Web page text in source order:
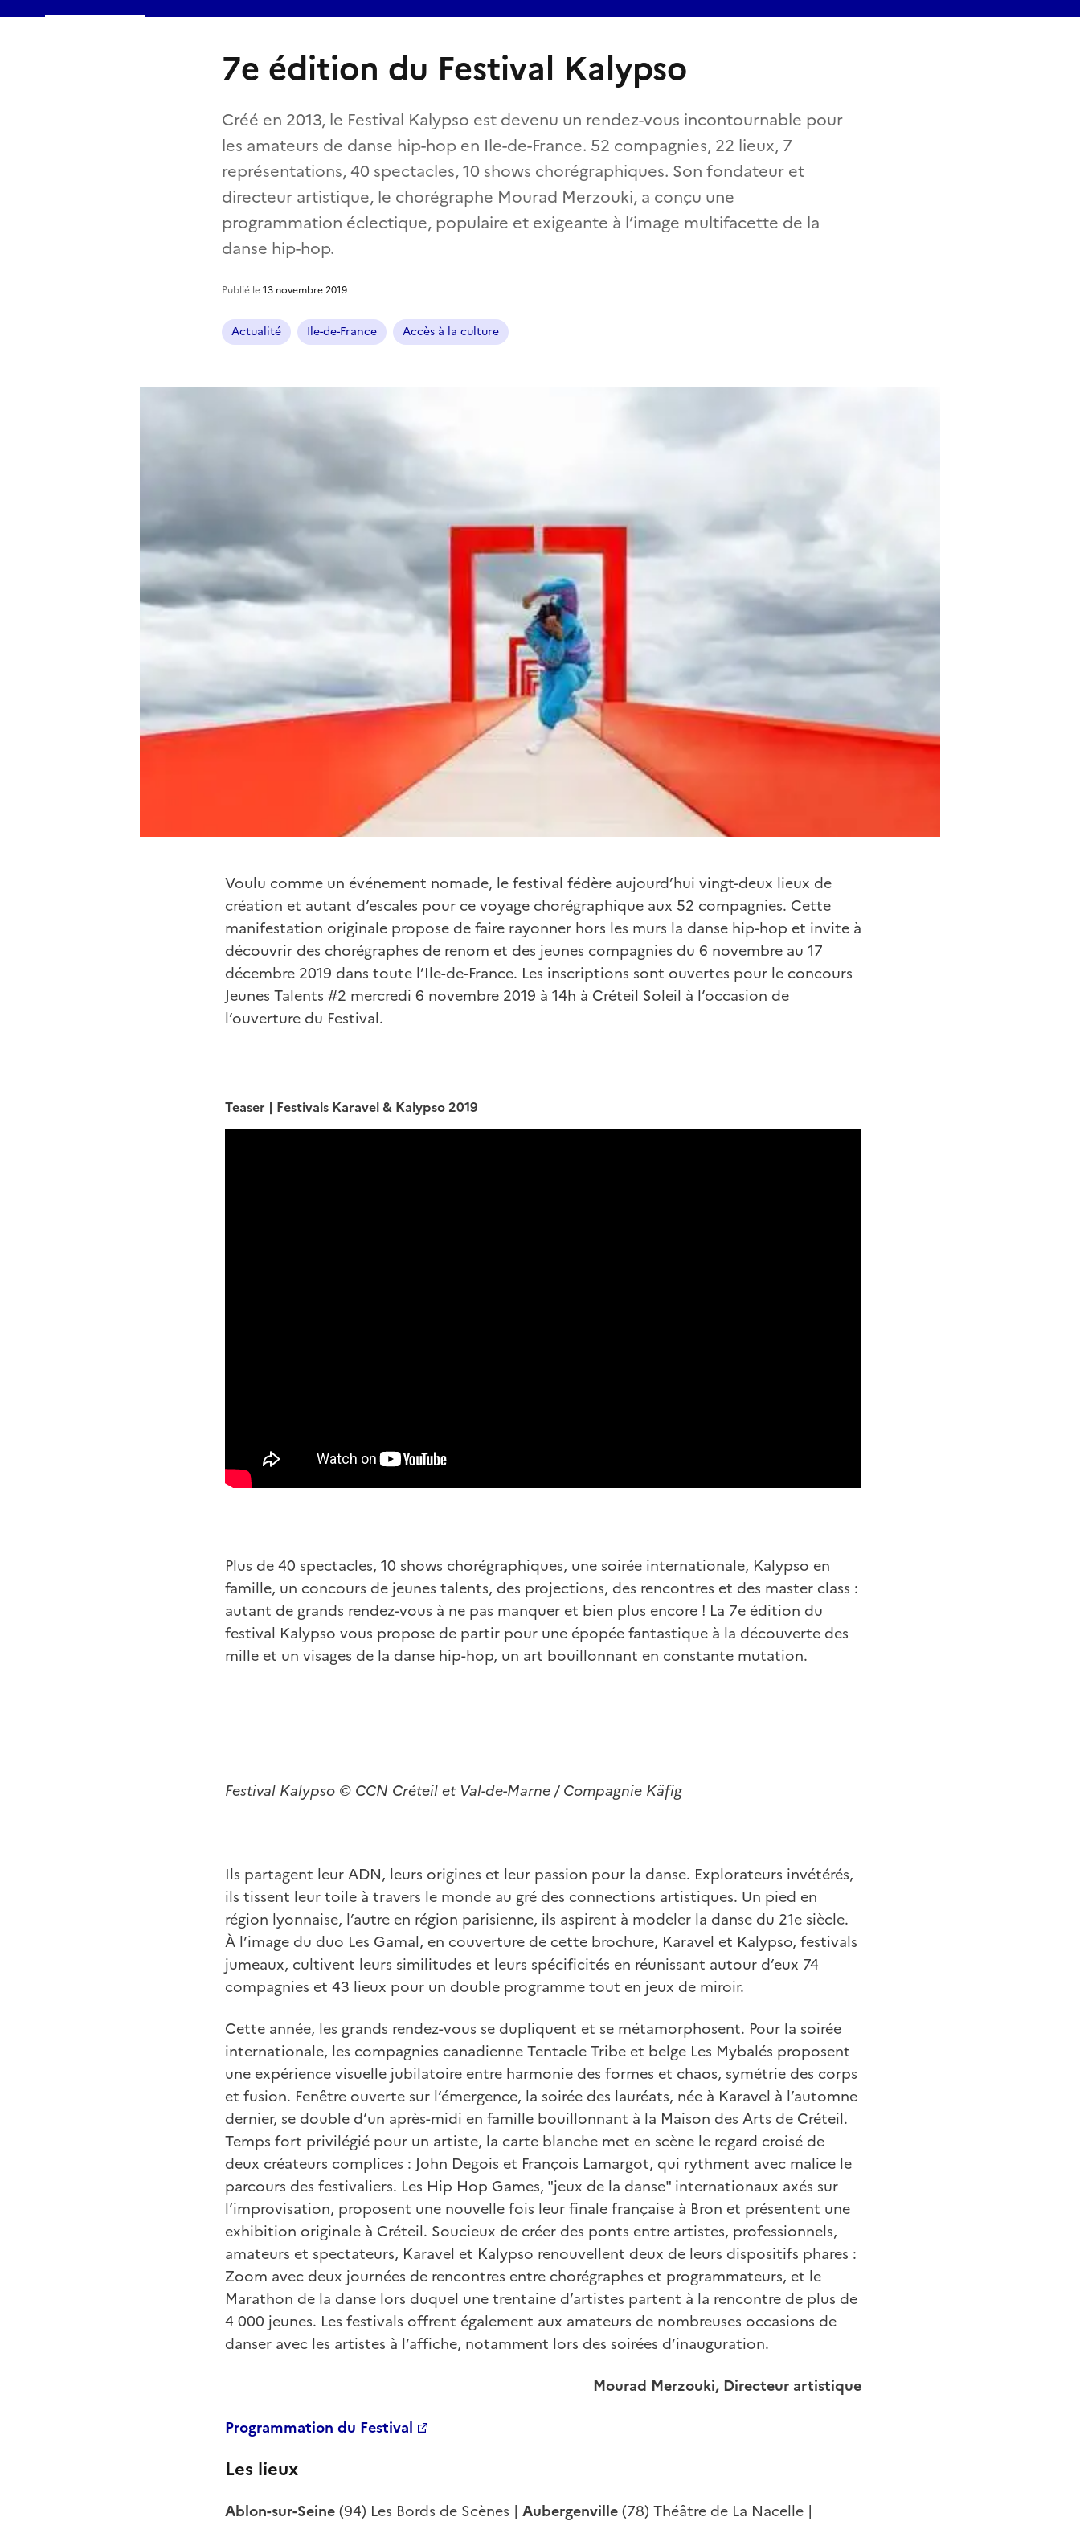
7e édition du Festival Kalypso
Créé en 2013, le Festival Kalypso est devenu un rendez-vous incontournable pour
les amateurs de danse hip-hop en Ile-de-France. 52 compagnies, 22 lieux, 7
représentations, 40 spectacles, 10 shows chorégraphiques. Son fondateur et
directeur artistique, le chorégraphe Mourad Merzouki, a conçu une
programmation éclectique, populaire et exigeante à l’image multifacette de la
danse hip-hop.
Publié le13 novembre 2019
Actualité Ile-de-France Accès à la culture
Voulu comme un événement nomade, le festival fédère aujourd’hui vingt-deux lieux de
création et autant d’escales pour ce voyage chorégraphique aux 52 compagnies. Cette
manifestation originale propose de faire rayonner hors les murs la danse hip-hop et invite à
découvrir des chorégraphes de renom et des jeunes compagnies du 6 novembre au 17
décembre 2019 dans toute l’Ile-de-France. Les inscriptions sont ouvertes pour le concours
Jeunes Talents #2 mercredi 6 novembre 2019 à 14h à Créteil Soleil à l’occasion de
l’ouverture du Festival.
Teaser | Festivals Karavel & Kalypso 2019
Plus de 40 spectacles, 10 shows chorégraphiques, une soirée internationale, Kalypso en
famille, un concours de jeunes talents, des projections, des rencontres et des master class :
autant de grands rendez-vous à ne pas manquer et bien plus encore ! La 7e édition du
festival Kalypso vous propose de partir pour une épopée fantastique à la découverte des
mille et un visages de la danse hip-hop, un art bouillonnant en constante mutation.
Festival Kalypso © CCN Créteil et Val-de-Marne / Compagnie Käfig
Ils partagent leur ADN, leurs origines et leur passion pour la danse. Explorateurs invétérés,
ils tissent leur toile à travers le monde au gré des connections artistiques. Un pied en
région lyonnaise, l’autre en région parisienne, ils aspirent à modeler la danse du 21e siècle.
À l’image du duo Les Gamal, en couverture de cette brochure, Karavel et Kalypso, festivals
jumeaux, cultivent leurs similitudes et leurs spécificités en réunissant autour d’eux 74
compagnies et 43 lieux pour un double programme tout en jeux de miroir.
Cette année, les grands rendez-vous se dupliquent et se métamorphosent. Pour la soirée
internationale, les compagnies canadienne Tentacle Tribe et belge Les Mybalés proposent
une expérience visuelle jubilatoire entre harmonie des formes et chaos, symétrie des corps
et fusion. Fenêtre ouverte sur l’émergence, la soirée des lauréats, née à Karavel à l’automne
dernier, se double d’un après-midi en famille bouillonnant à la Maison des Arts de Créteil.
Temps fort privilégié pour un artiste, la carte blanche met en scène le regard croisé de
deux créateurs complices : John Degois et François Lamargot, qui rythment avec malice le
parcours des festivaliers. Les Hip Hop Games, "jeux de la danse" internationaux axés sur
l’improvisation, proposent une nouvelle fois leur finale française à Bron et présentent une
exhibition originale à Créteil. Soucieux de créer des ponts entre artistes, professionnels,
amateurs et spectateurs, Karavel et Kalypso renouvellent deux de leurs dispositifs phares :
Zoom avec deux journées de rencontres entre chorégraphes et programmateurs, et le
Marathon de la danse lors duquel une trentaine d’artistes partent à la rencontre de plus de
4 000 jeunes. Les festivals offrent également aux amateurs de nombreuses occasions de
danser avec les artistes à l’affiche, notamment lors des soirées d’inauguration.
Mourad Merzouki, Directeur artistique
Programmation du Festival
Les lieux
Ablon-sur-Seine(94) Les Bords de Scènes | Aubergenville(78) Théâtre de La Nacelle |